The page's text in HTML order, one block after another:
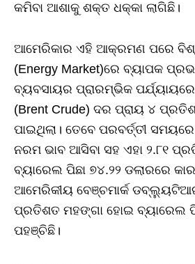
କମିବା ଆଶାକୁ ଶକ୍ତ ଧକ୍କା ଲାଗିଛି।
ଆମେରିକାର ଏହି ଆକ୍ରମଣ ପରେ
(Energy Market)ରେ ବ୍ୟାପକ
ବ୍ୟବସାୟର ପ୍ରାରମ୍ଭିକ
(Brent Crude) ଦର ପ୍ରାୟ ୪
ପାଇଥିଲା। ତେବେ ପରବର୍ତ୍ତୀ
ନରମ ଭାବ ଆସିବା ସହ ଏହା ୨.୮୧
ବ୍ୟାରେଲ ପିଛା ୭୪.୨୨ ଡଲାରରେ
ଆମେରିକୀୟ ବେଞ୍ଚମାର୍କ
ପ୍ରତିଶତ ମହଙ୍ଗା ହୋଇ ବ୍ୟାରେଲ
ପହଞ୍ଚିଛି।